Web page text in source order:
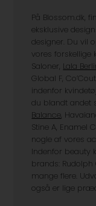
På Blossom.dk,
eksklusive
designer. Du vil
vores forskellige
Saloner, Lala
Global F,
indenfor
du blandt andet
Balance,
Stine A, Enamel
nogle af vores
Indenfor beauty
brands: Rudolph
mange flere.
også er lige